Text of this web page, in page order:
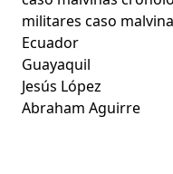
militares caso
Ecuador
Guayaquil
Jesús López
Abraham Aguirre